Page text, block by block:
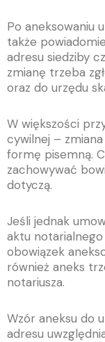
Po aneksowaniu
także
adresu siedziby
zmianę trzeba
oraz do urzędu
W większości
cywilnej –
formę pisemną.
zachowywać
dotyczą.
Jeśli jednak
aktu
obowiązek
również aneks
notariusza.
Wzór aneksu do
adresu